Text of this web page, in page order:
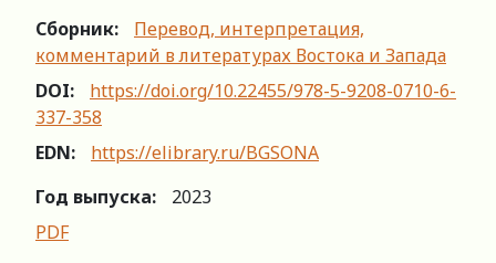
Сборник:
Перевод, интерпретация,
комментарий в литературах Востока и Запада
DOI:
https://doi.org/10.22455/978-5-9208-0710-6-
337-358
EDN:
https://elibrary.ru/BGSONA
Год выпуска:
2023
PDF